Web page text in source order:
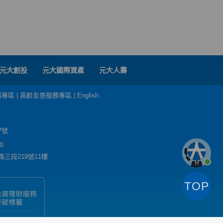
元大創投 元大國際資產 元大人壽
區 高齡友善服務專區 English
號
三段219號11樓
TOP